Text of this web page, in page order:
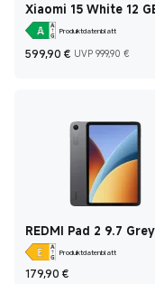
Xiaomi 15 White 12
256 GBProduktdatenblatt
599,90 € Current
UVP 999,90 €
REDMI Pad 2 9.7
GB + 128 GB
Produktdatenblatt
179,90 € Current